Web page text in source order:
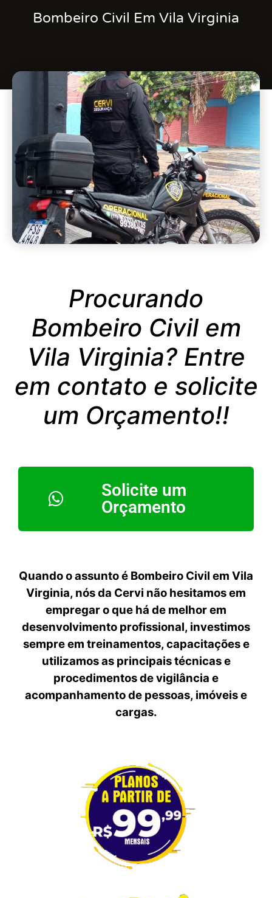
Bombeiro Civil Em Vila Virginia
Procurando
Bombeiro Civil em
Vila Virginia? Entre
em contato e solicite
um Orçamento!!
Solicite um
Orçamento
Quando o assunto é Bombeiro Civil em Vila
Virginia, nós da Cervi não hesitamos em
empregar o que há de melhor em
desenvolvimento profissional, investimos
sempre em treinamentos, capacitações e
utilizamos as principais técnicas e
procedimentos de vigilância e
acompanhamento de pessoas, imóveis e
cargas.